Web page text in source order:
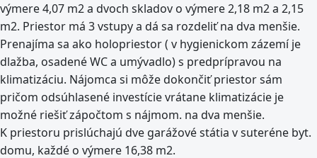
výmere 4,07 m2 a dvoch skladov o výmere 2,18 m2 a 2,15
m2. Priestor má 3 vstupy a dá sa rozdeliť na dva menšie.
Prenajíma sa ako holopriestor ( v hygienickom zázemí je
dlažba, osadené WC a umývadlo) s predprípravou na
klimatizáciu. Nájomca si môže dokončiť priestor sám
pričom odsúhlasené investície vrátane klimatizácie je
možné riešiť zápočtom s nájmom. na dva menšie.
K priestoru prislúchajú dve garážové státia v suteréne byt.
domu, každé o výmere 16,38 m2.